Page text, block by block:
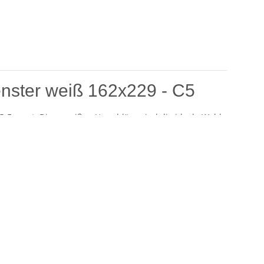
weiß 162x229 - C5
Diese weißen Umschläge sind die ideale Wahl
Fensterfunktion bieten sie eine hervorragende